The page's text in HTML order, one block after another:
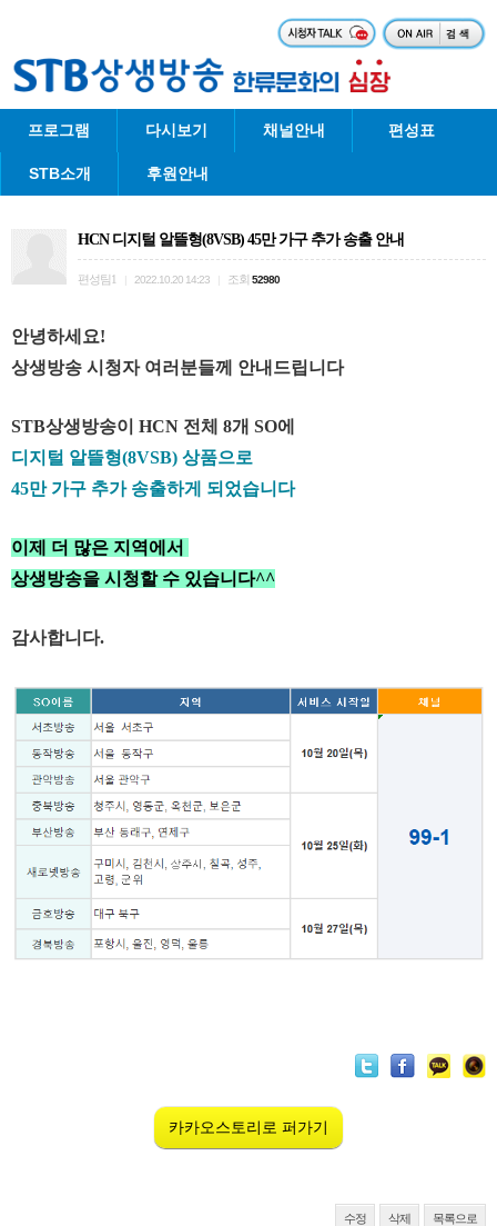
프로그램 다시보기 채널안내 편성표
STB소개 후원안내
HCN 디지털 알뜰형(8VSB) 45만 가구 추가 송출 안내
편성팀1 2022.10.20 14:23 조회 52980
안녕하세요!
상생방송 시청자 여러분들께 안내드립니다
STB상생방송이 HCN 전체 8개 SO에
디지털 알뜰형(8VSB) 상품으로
45만 가구 추가 송출하게 되었습니다
이제 더 많은 지역에서
상생방송을 시청할 수 있습니다^^
감사합니다.
카카오스토리로 퍼가기
수정 삭제 목록으로